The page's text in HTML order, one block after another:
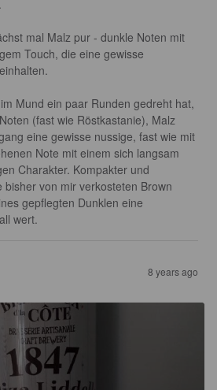
mal Malz pur - dunkle Noten mit
Touch, die eine gewisse
Mund ein paar Runden gedreht hat,
(fast wie Röstkastanie), Malz
eine gewisse nussige, fast wie mit
Note mit einem sich langsam
Charakter. Kompakter und
bisher von mir verkosteten Brown
gepflegten Dunklen eine
wert.
8 years ago